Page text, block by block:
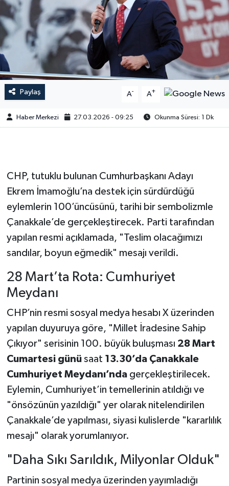
Paylaş A- A+
Haber Merkezi 27.03.2026 - 09:25 Okunma Süresi: 1 Dk
CHP, tutuklu bulunan Cumhurbaşkanı Adayı
Ekrem İmamoğlu’na destek için sürdürdüğü
eylemlerin 100’üncüsünü, tarihi bir sembolizmle
Çanakkale’de gerçekleştirecek. Parti tarafından
yapılan resmi açıklamada, "Teslim olacağımızı
sandılar, boyun eğmedik" mesajı verildi.
28 Mart’ta Rota: Cumhuriyet
Meydanı
CHP’nin resmi sosyal medya hesabı X üzerinden
yapılan duyuruya göre, "Millet İradesine Sahip
Çıkıyor" serisinin 100. büyük buluşması 28 Mart
Cumartesi günüsaat 13.30’da Çanakkale
Cumhuriyet Meydanı’ndagerçekleştirilecek.
Eylemin, Cumhuriyet’in temellerinin atıldığı ve
"önsözünün yazıldığı" yer olarak nitelendirilen
Çanakkale’de yapılması, siyasi kulislerde "kararlılık
mesajı" olarak yorumlanıyor.
"Daha Sıkı Sarıldık, Milyonlar Olduk"
Partinin sosyal medya üzerinden yayımladığı